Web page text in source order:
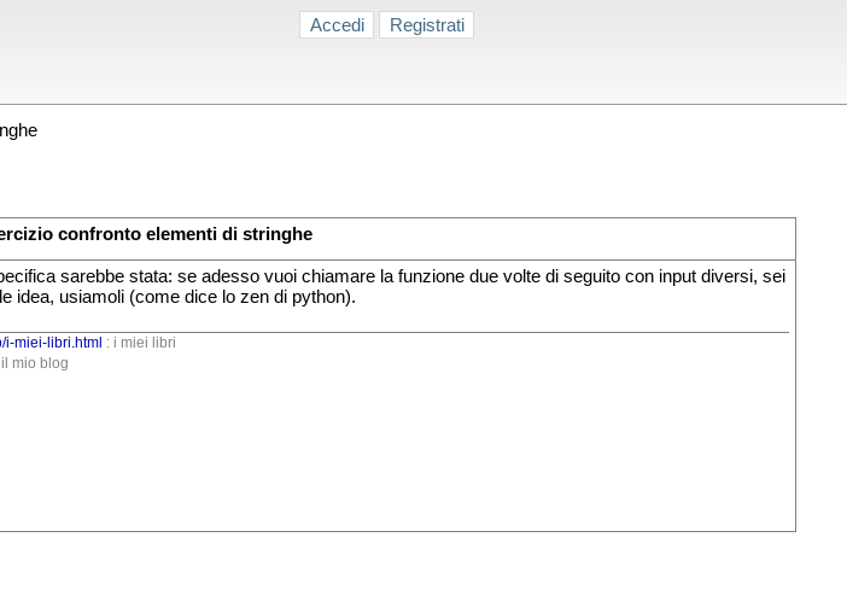
Accedi Registrati
confronto elementi di stringhe
sarebbe stata: se adesso vuoi chiamare la funzione due volte di seguito con input diversi, sei
idea, usiamoli (come dice lo zen di python).
i-miei-libri.html : i miei libri
mio blog